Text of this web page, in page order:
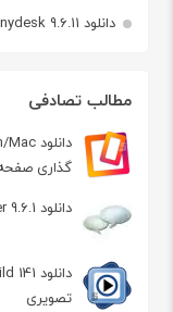
دانلود anydesk 9.6.11 کنترل ویندوز از راه دور
مطالب تصادفی
گذاری
دانلود lan messenger 9.6.1 ارسال و دریافت پیام در شبکه
تصویری